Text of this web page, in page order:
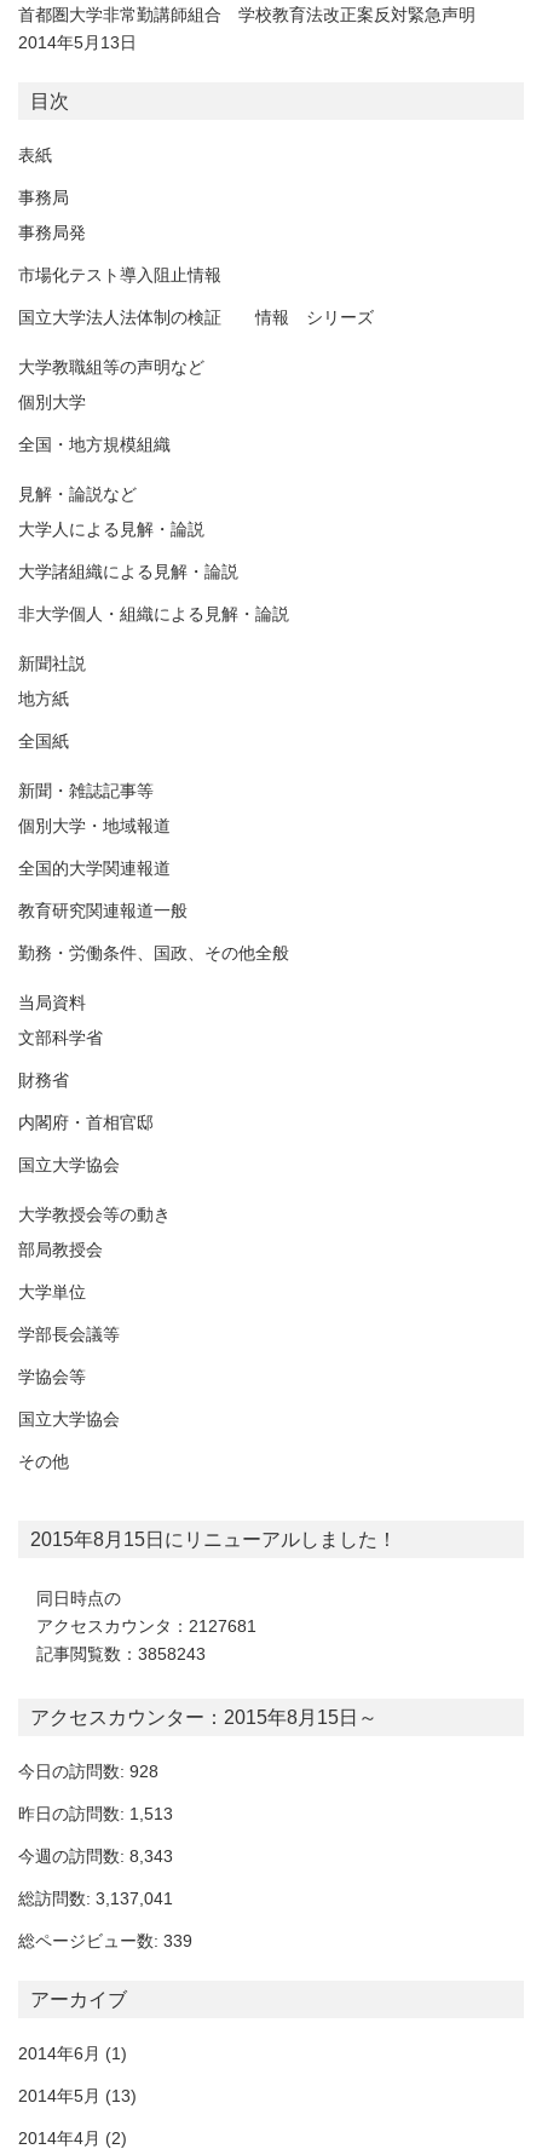
首都圏大学非常勤講師組合 学校教育法改正案反対緊急声明
2014年5月13日
目次
表紙
事務局
事務局発
市場化テスト導入阻止情報
国立大学法人法体制の検証 情報 シリーズ
大学教職組等の声明など
個別大学
全国・地方規模組織
見解・論説など
大学人による見解・論説
大学諸組織による見解・論説
非大学個人・組織による見解・論説
新聞社説
地方紙
全国紙
新聞・雑誌記事等
個別大学・地域報道
全国的大学関連報道
教育研究関連報道一般
勤務・労働条件、国政、その他全般
当局資料
文部科学省
財務省
内閣府・首相官邸
国立大学協会
大学教授会等の動き
部局教授会
大学単位
学部長会議等
学協会等
国立大学協会
その他
2015年8月15日にリニューアルしました！
同日時点の
アクセスカウンタ：2127681
記事閲覧数：3858243
アクセスカウンター：2015年8月15日～
今日の訪問数: 928
昨日の訪問数: 1,513
今週の訪問数: 8,343
総訪問数: 3,137,041
総ページビュー数: 339
アーカイブ
2014年6月 (1)
2014年5月 (13)
2014年4月 (2)